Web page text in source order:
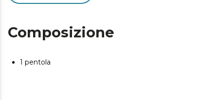
Composizione
1 pentola